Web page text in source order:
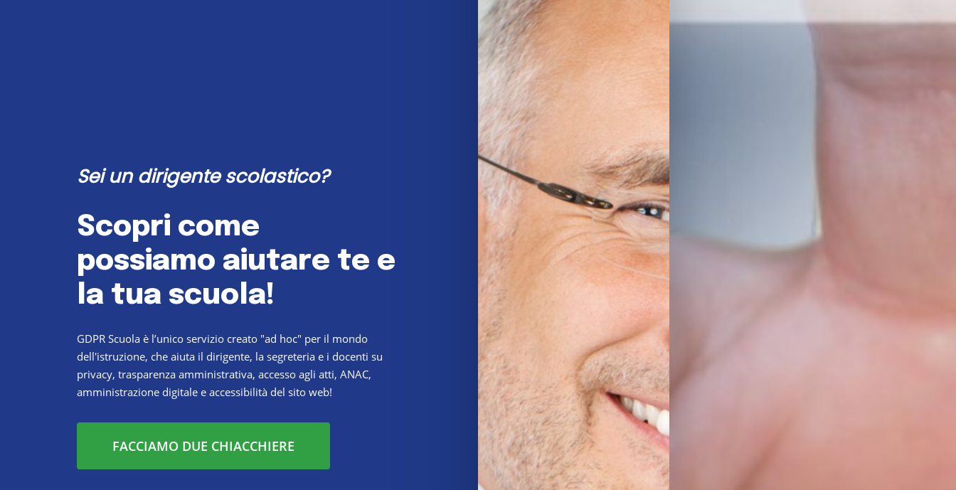
Sei un dirigente scolastico?
Scopri come
possiamo aiutare te e
la tua scuola!
GDPR Scuola è l’unico servizio creato "ad hoc" per il mondo
dell'istruzione, che aiuta il dirigente, la segreteria e i docenti su
privacy, trasparenza amministrativa, accesso agli atti, ANAC,
amministrazione digitale e accessibilità del sito web!
FACCIAMO DUE CHIACCHIERE